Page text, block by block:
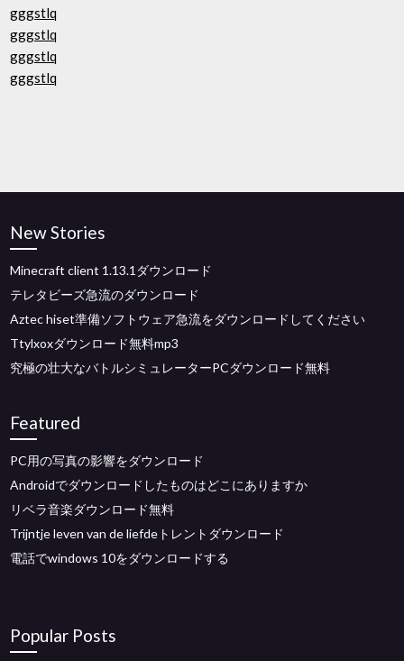
gggstlq
gggstlq
gggstlq
gggstlq
New Stories
Minecraft client 1.13.1ダウンロード
テレタビーズ急流のダウンロード
Aztec hiset準備ソフトウェア急流をダウンロードしてください
Ttylxoxダウンロード無料mp3
究極の壮大なバトルシミュレーターPCダウンロード無料
Featured
PC用の写真の影響をダウンロード
Androidでダウンロードしたものはどこにありますか
リベラ音楽ダウンロード無料
Trijntje leven van de liefdeトレントダウンロード
電話でwindows 10をダウンロードする
Popular Posts